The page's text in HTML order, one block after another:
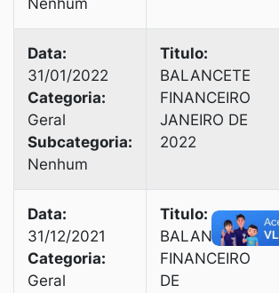
Nenhum
Data:
31/01/2022
Categoria:
Geral
Subcategoria:
Nenhum
Titulo:
BALANCETE
FINANCEIRO
JANEIRO DE
2022
Data:
31/12/2021
Categoria:
Geral
Titulo:
BALANCETE
FINANCEIRO
DE